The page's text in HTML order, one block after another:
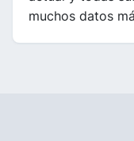
muchos datos